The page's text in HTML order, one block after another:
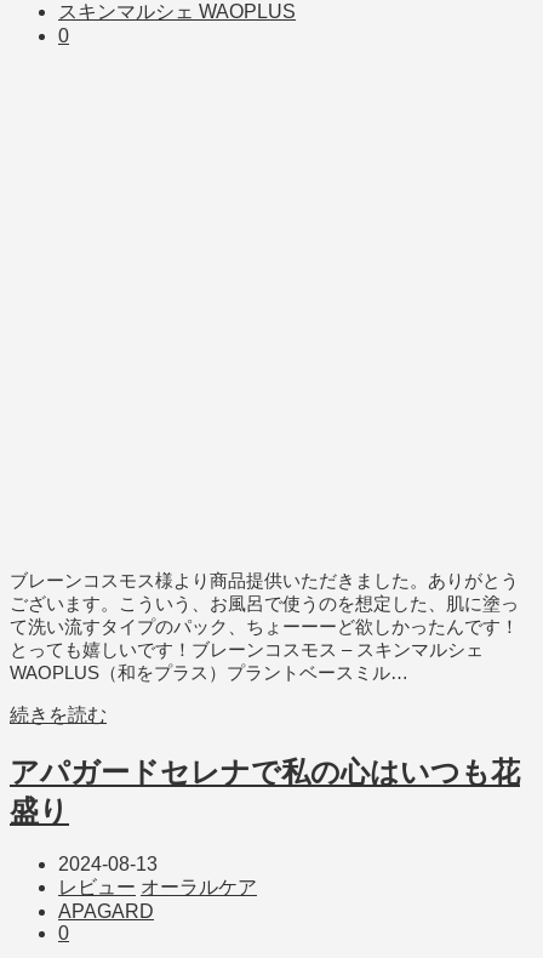
スキンマルシェ WAOPLUS
0
ブレーンコスモス様より商品提供いただきました。ありがとう
ございます。こういう、お風呂で使うのを想定した、肌に塗っ
て洗い流すタイプのパック、ちょーーーど欲しかったんです！
とっても嬉しいです！ブレーンコスモス – スキンマルシェ
WAOPLUS（和をプラス）プラントベースミル…
続きを読む
アパガードセレナで私の心はいつも花
盛り
2024-08-13
レビュー オーラルケア
APAGARD
0